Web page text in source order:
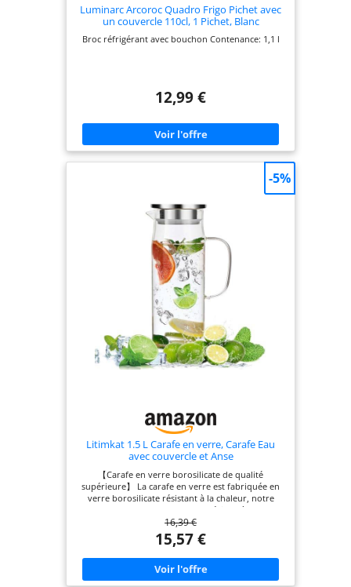
Luminarc Arcoroc Quadro Frigo Pichet avec
un couvercle 110cl, 1 Pichet, Blanc
Broc réfrigérant avec bouchon Contenance: 1,1 l
12,99 €
Litimkat 1.5 L Carafe en verre, Carafe Eau
avec couvercle et Anse
【Carafe en verre borosilicate de qualité
supérieure】 La carafe en verre est fabriquée en
verre borosilicate résistant à la chaleur, notre
carafe en verre d'eau peut résister à des
températures de -4 °C à 150 °C, vous pouvez donc
également l'utiliser pour contenir et distribuer des
liquides chauds et froids. plus sûr que les autres
matériaux. 【Design élégant】 Spécialement conçu
avec un bec anti-goutte et une poignée
ergonomique pour une prise en main et un
16,39 €
15,57 €
-5%